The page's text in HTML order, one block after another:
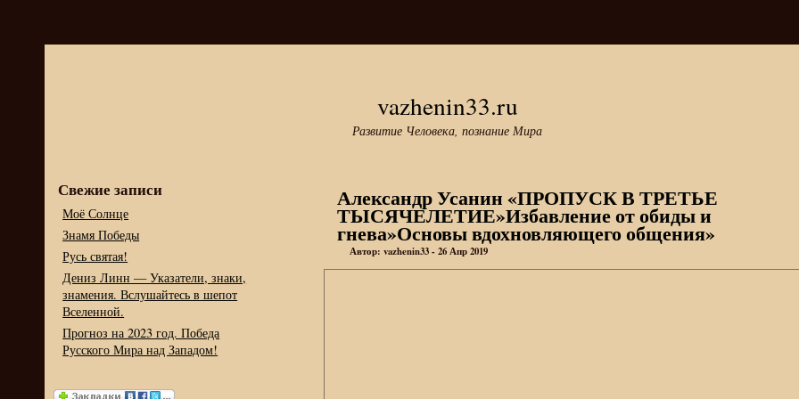
vazhenin33.ru
Развитие Человека, познание Мира
Александр Усанин «ПРОПУСК В ТРЕТЬЕ
ТЫСЯЧЕЛЕТИЕ»Избавление от обиды и
гнева»Основы вдохновляющего общения»
Автор: vazhenin33 - 26 Апр 2019
Свежие записи
Моё Солнце
Знамя Победы
Русь святая!
Дениз Линн — Указатели, знаки,
знамения. Вслушайтесь в шепот
Вселенной.
Прогноз на 2023 год. Победа
Русского Мира над Западом!